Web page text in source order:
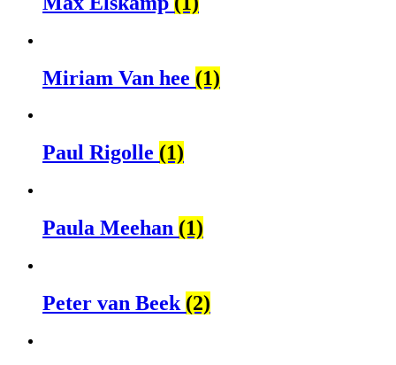
Miriam Van hee (1)
Paul Rigolle (1)
Paula Meehan (1)
Peter van Beek (2)